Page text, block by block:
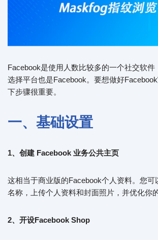
Facebook是使用人数比较多的一个社交软件
选择平台也是Facebook。要想做好
下步骤很重要。
一、基础设置
1、创建 Facebook 业务公共主页
这相当于商业版的Facebook个人资料。您可
名称，上传个人资料和封面照片，并优化你
2、开设Facebook Shop